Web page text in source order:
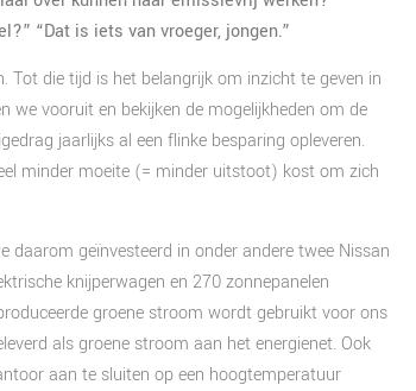
“Dat is iets van vroeger, jongen.”
Tot die tijd is het belangrijk om inzicht te geven in
we vooruit en bekijken de mogelijkheden om de
jaarlijks al een flinke besparing opleveren.
minder moeite (= minder uitstoot) kost om zich
daarom geïnvesteerd in onder andere twee Nissan
knijperwagen en 270 zonnepanelen
groene stroom wordt gebruikt voor ons
als groene stroom aan het energienet. Ook
aan te sluiten op een hoogtemperatuur